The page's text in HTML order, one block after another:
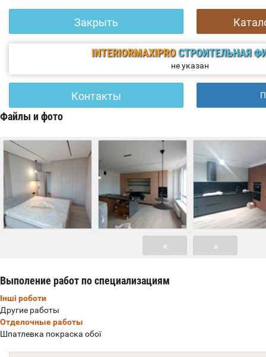
Закрыть
INTERIORMAXIPROСТРОИТЕЛЬНАЯ
не указан
Контакты
Файлы и фото
« »
Выполение работ по специализациям
Інші роботи
Другие работы
Отделочные работы
Шпатлевка покраска обої